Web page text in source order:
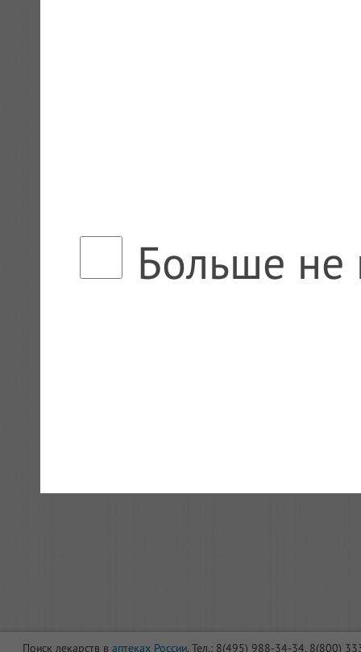
Поиск лекарств в аптеках России. Тел.: 8(495) 988-34-34, 8(800)
Больше не